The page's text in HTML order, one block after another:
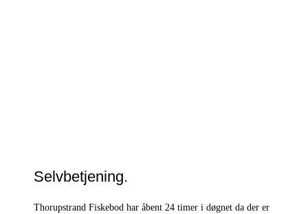
Selvbetjening.
Thorupstrand Fiskebod har åbent 24 timer i døgnet da der er